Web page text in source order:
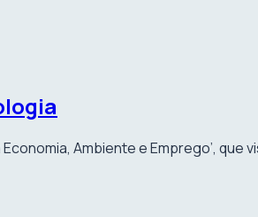
Ambiente e Emprego’,